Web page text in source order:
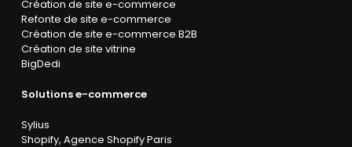
Création de site e-commerce
Refonte de site e-commerce
Création de site e-commerce B2B
Création de site vitrine
BigDedi
Solutions e-commerce
Sylius
Shopify, Agence Shopify Paris